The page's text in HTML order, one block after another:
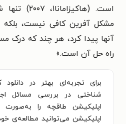
است.
مشکل آفرین کافی نیست، بلکه
آنها پیدا کرد، هر چند که درک
راه حل آن است.»
برای تجربه‌ای بهتر در
شناختی در بررسی مسائل
اپلیکیشن طاقچه را به‌صورت
اپلیکیشن می‌توانید مطالعه‌ی